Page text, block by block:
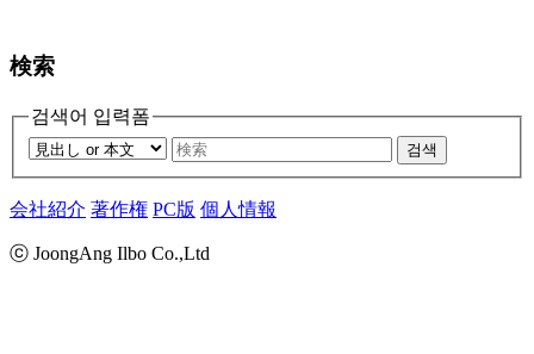
検索
검색어 입력폼
검색
会社紹介 著作権 PC版 個人情報
ⓒ JoongAng Ilbo Co.,Ltd